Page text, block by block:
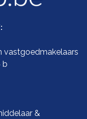
vastgoedmakelaars
b
&